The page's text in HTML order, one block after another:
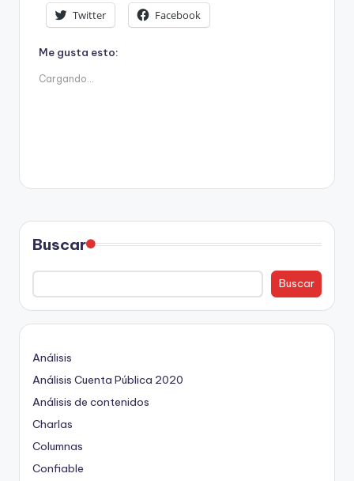
Twitter Facebook
Me gusta esto:
Cargando...
Buscar
Buscar
Análisis
Análisis Cuenta Pública 2020
Análisis de contenidos
Charlas
Columnas
Confiable